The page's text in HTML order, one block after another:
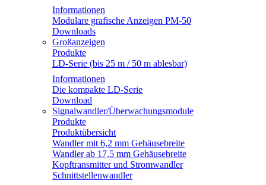
Informationen
Modulare grafische Anzeigen PM-50
Downloads
Großanzeigen
Produkte
LD-Serie (bis 25 m / 50 m ablesbar)
Informationen
Die kompakte LD-Serie
Download
Signalwandler/Überwachungsmodule
Produkte
Produktübersicht
Wandler mit 6,2 mm Gehäusebreite
Wandler ab 17,5 mm Gehäusebreite
Kopftransmitter und Stromwandler
Schnittstellenwandler